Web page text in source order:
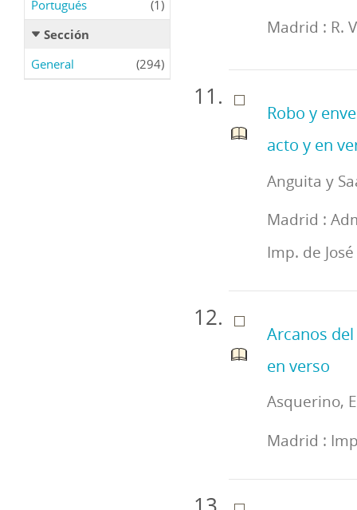
Portugués
(1)
Sección
General
(294)
Madrid : R.
Robo y
acto y en
Anguita y
Madrid :
Imp. de
Arcanos
en verso
Asquerino,
Madrid :